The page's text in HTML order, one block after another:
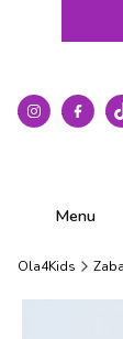
Menu
Ola4Kids